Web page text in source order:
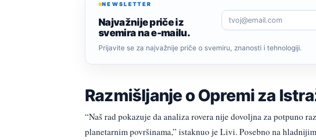
NEWSLETTER
Najvažnije priče iz
svemira na e-mailu.
Prijavite se za najvažnije priče o svemiru, znanosti i tehnologiji.
Razmišljanje o Opremi za
“Naš rad pokazuje da analiza rovera nije dovoljna za potpuno
planetarnim površinama,” istaknuo je Livi. Posebno na